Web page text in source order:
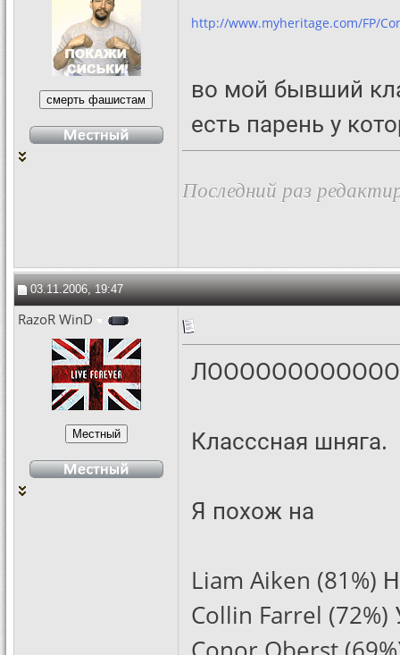
http://www.myheritage.com/FP/
во мой бывший
есть парень у
Последний раз
03.11.2006, 19:47
RazoR WinD
Класссная шняга.
Я похож на
Liam Aiken (81%)
Collin Farrel (72%)